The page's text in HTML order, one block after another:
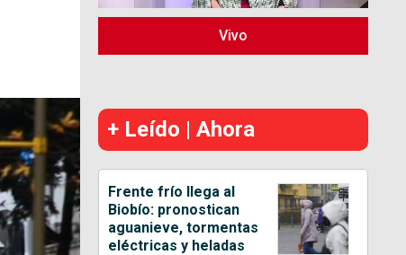
Vivo
+ Leído | Ahora
Frente frío llega al
Biobío: pronostican
aguanieve, tormentas
eléctricas y heladas